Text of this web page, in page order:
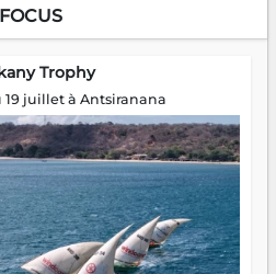
FOCUS
Trophy
19 juillet à Antsiranana